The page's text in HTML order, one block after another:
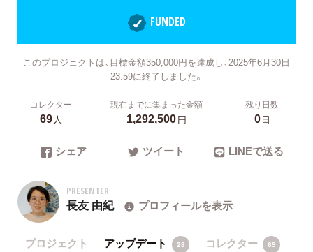
FUNDED
このプロジェクトは、目標金額350,000円を達成し、2025年6月30日
23:59に終了しました。
コレクター
69人
現在までに集まった金額
1,292,500円
残り日数
0日
シェア ツイート LINEで送る
PRESENTER
長友 由紀 プロフィールを表示
プロジェクト アップデート 28 コレクター 69